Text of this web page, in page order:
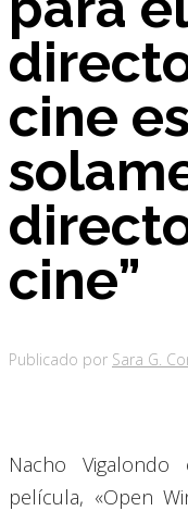
cine
cine”
Publicado por Sara G.
Nacho
película, «Open